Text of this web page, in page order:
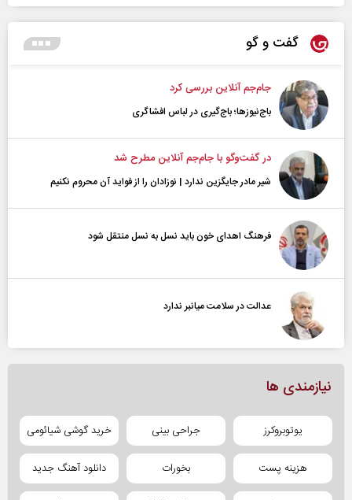
گفت و گو
جام‌جم آنلاین بررسی کرد
باج‌نیوزها؛ باج‌گیری در لباس افشاگری
در گفت‌و‌گو با جام‌جم آنلاین مطرح شد
شیر مادر جایگزین ندارد | نوزادان را از فواید آن محروم نکنیم
فرهنگ اهدای خون باید نسل به نسل منتقل شود
عدالت در سلامت میانبر ندارد
نیازمندی ها
یوتوبروکرز جراحی بینی خرید گوشی شیائومی
هزینه پست بخورات دانلود آهنگ جدید